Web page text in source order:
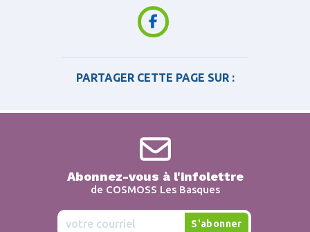
PARTAGER CETTE PAGE SUR :
Abonnez-vous à l'infolettre
de COSMOSS Les Basques